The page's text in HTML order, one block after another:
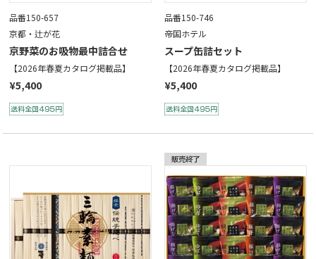
品番150-657
京都・辻が花
京野菜のお吸物最中詰合せ
【2026年春夏カタログ掲載品】
¥5,400
品番150-746
帝国ホテル
スープ缶詰セット
【2026年春夏カタログ掲載品】
¥5,400